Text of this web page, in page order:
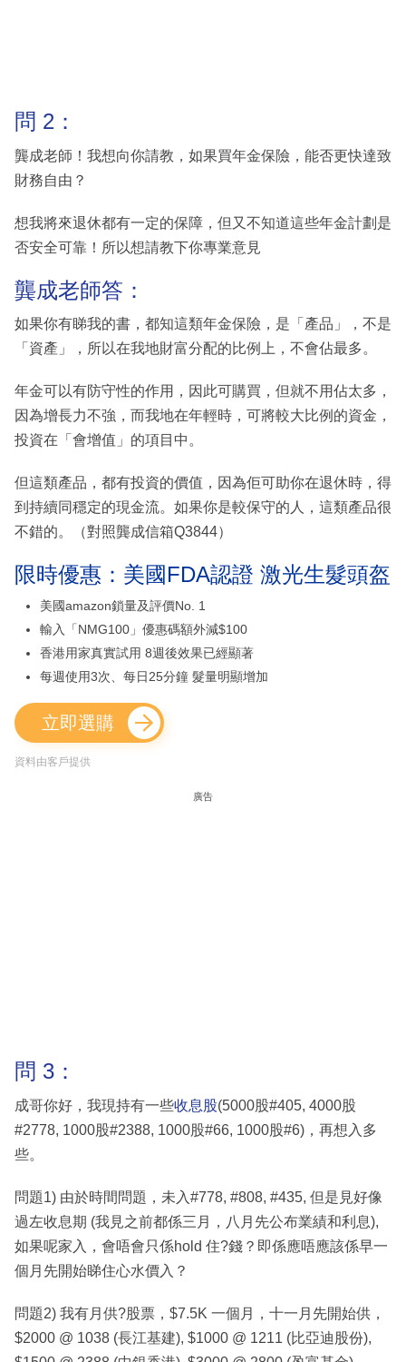
問 2：
龔成老師！我想向你請教，如果買年金保險，能否更快達致
財務自由？
想我將來退休都有一定的保障，但又不知道這些年金計劃是
否安全可靠！所以想請教下你專業意見
龔成老師答：
如果你有睇我的書，都知這類年金保險，是「產品」，不是
「資產」，所以在我地財富分配的比例上，不會佔最多。
年金可以有防守性的作用，因此可購買，但就不用佔太多，
因為增長力不強，而我地在年輕時，可將較大比例的資金，
投資在「會增值」的項目中。
但這類產品，都有投資的價值，因為佢可助你在退休時，得
到持續同穩定的現金流。如果你是較保守的人，這類產品很
不錯的。（對照龔成信箱Q3844）
限時優惠：美國FDA認證 激光生髮頭盔
美國amazon鎖量及評價No. 1
輸入「NMG100」優惠碼額外減$100
香港用家真實試用 8週後效果已經顯著
每週使用3次、每日25分鐘 髮量明顯增加
立即選購
資料由客戶提供
廣告
問 3：
成哥你好，我現持有一些收息股(5000股#405, 4000股
#2778, 1000股#2388, 1000股#66, 1000股#6)，再想入多
些。
問題1) 由於時間問題，未入#778, #808, #435, 但是見好像
過左收息期 (我見之前都係三月，八月先公布業績和利息),
如果呢家入，會唔會只係hold 住?錢？即係應唔應該係早一
個月先開始睇住心水價入？
問題2) 我有月供?股票，$7.5K 一個月，十一月先開始供，
$2000 @ 1038 (長江基建), $1000 @ 1211 (比亞迪股份),